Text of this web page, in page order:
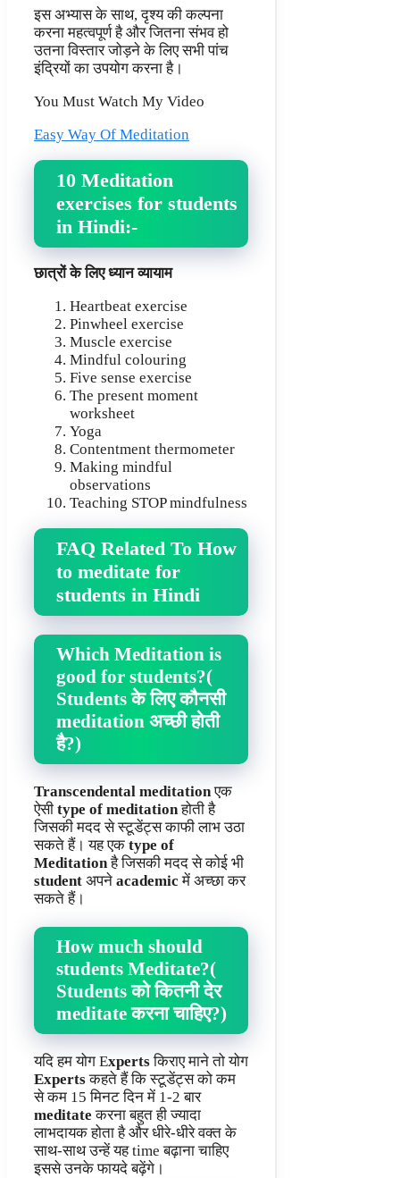
इस अभ्यास के साथ, दृश्य की कल्पना
करना महत्वपूर्ण है और जितना संभव हो
उतना विस्तार जोड़ने के लिए सभी पांच
इंद्रियों का उपयोग करना है।
You Must Watch My Video
Easy Way Of Meditation
10 Meditation
exercises for students
in Hindi:-
छात्रों के लिए ध्यान व्यायाम
Heartbeat exercise
Pinwheel exercise
Muscle exercise
Mindful colouring
Five sense exercise
The present moment
worksheet
Yoga
Contentment thermometer
Making mindful
observations
Teaching STOP mindfulness
FAQ Related To How
to meditate for
students in Hindi
Which Meditation is
good for students?(
Students के लिए कौनसी
meditation अच्छी होती
है?)
Transcendental meditationएक
ऐसी type of meditationहोती है
जिसकी मदद से स्टूडेंट्स काफी लाभ उठा
सकते हैं। यह एक type of
Meditationहै जिसकी मदद से कोई भी
student अपने academicमें अच्छा कर
सकते हैं।
How much should
students Meditate?(
Students को कितनी देर
meditate करना चाहिए?)
यदि हम योग Expertsकिराए माने तो योग
Expertsकहते हैं कि स्टूडेंट्स को कम
से कम 15 मिनट दिन में 1-2 बार
meditateकरना बहुत ही ज्यादा
लाभदायक होता है और धीरे-धीरे वक्त के
साथ-साथ उन्हें यह time बढ़ाना चाहिए
इससे उनके फायदे बढ़ेंगे।